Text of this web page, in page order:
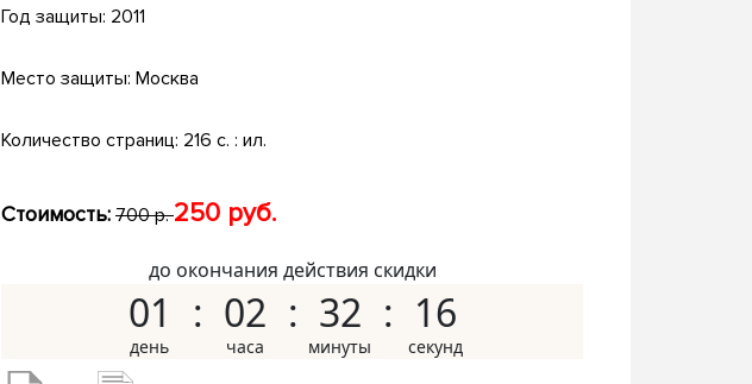
Год защиты: 2011
Место защиты: Москва
Количество страниц: 216 с. : ил.
Стоимость: 700 р.250 руб.
до окончания действия скидки
01 02 32 15